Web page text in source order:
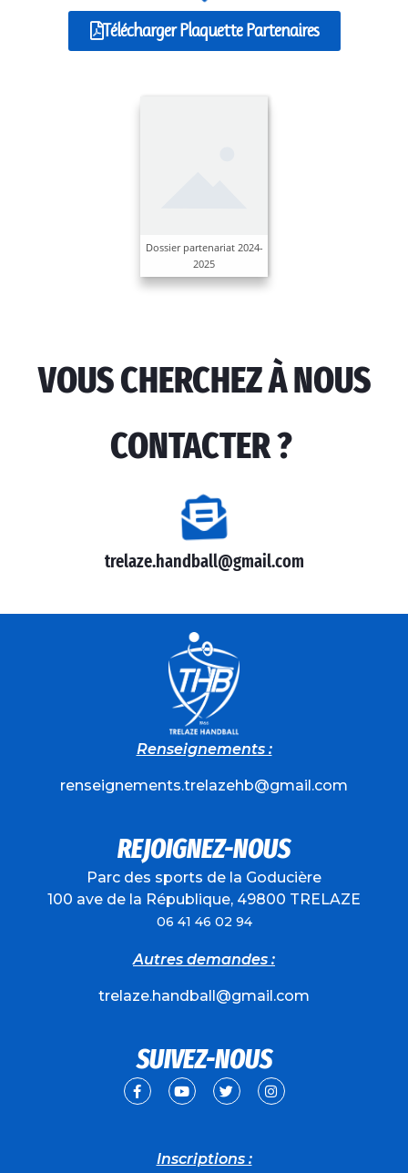
Télécharger Plaquette Partenaires
Dossier partenariat 2024-
2025
VOUS CHERCHEZ À NOUS
CONTACTER ?
trelaze.handball@gmail.com
Renseignements :
renseignements.trelazehb@gmail.com
REJOIGNEZ-NOUS
Parc des sports de la Goducière
100 ave de la République, 49800 TRELAZE
06 41 46 02 94
Autres demandes :
trelaze.handball@gmail.com
SUIVEZ-NOUS
Inscriptions :